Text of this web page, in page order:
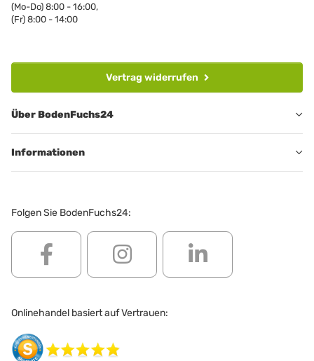
(Mo-Do) 8:00 - 16:00,
(Fr) 8:00 - 14:00
Vertrag widerrufen
Über BodenFuchs24
Informationen
Folgen Sie BodenFuchs24:
Onlinehandel basiert auf Vertrauen: